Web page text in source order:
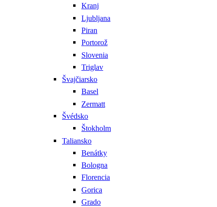
Kranj
Ljubljana
Piran
Portorož
Slovenia
Triglav
Švajčiarsko
Basel
Zermatt
Švédsko
Štokholm
Taliansko
Benátky
Bologna
Florencia
Gorica
Grado